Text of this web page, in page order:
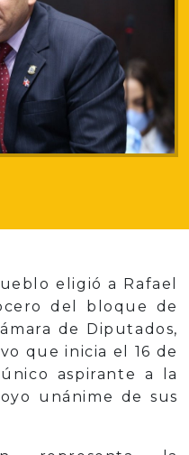
eligió a Rafael
del bloque de
de Diputados,
que inicia el 16 de
aspirante a la
unánime de sus